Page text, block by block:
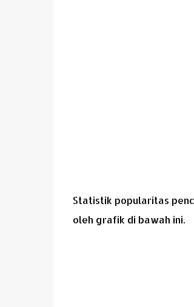
Statistik popularitas
oleh grafik di bawah ini.